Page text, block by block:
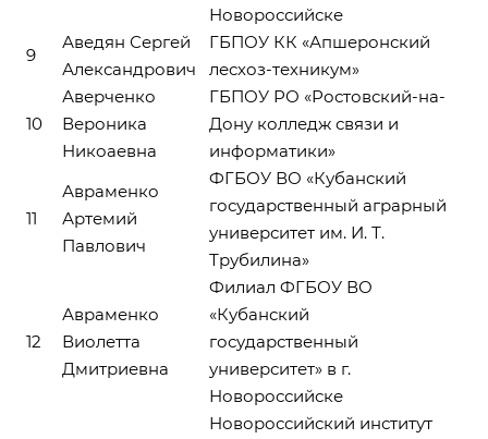
Новороссийске
9
Аведян Сергей
Александрович
ГБПОУ КК «Апшеронский
лесхоз-техникум»
10
Аверченко
Вероника
Никоаевна
ГБПОУ РО «Ростовский-на-
Дону колледж связи и
информатики»
11
Авраменко
Артемий
Павлович
ФГБОУ ВО «Кубанский
государственный аграрный
университет им. И. Т.
Трубилина»
12
Авраменко
Виолетта
Дмитриевна
Филиал ФГБОУ ВО
«Кубанский
государственный
университет» в г.
Новороссийске
Новороссийский институт